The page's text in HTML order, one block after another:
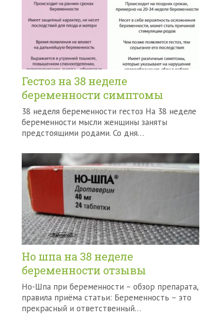
Гестоз на 38 неделе
беременности симптомы
38 неделя беременности гестоз На 38 неделе
беременности мысли женщины заняты
предстоящими родами. Со дня…
Но шпа на 38 неделе
беременности отзывы
Но-Шпа при беременности – обзор препарата,
правила приёма статьи: Беременность – это
прекрасный и ответственный…